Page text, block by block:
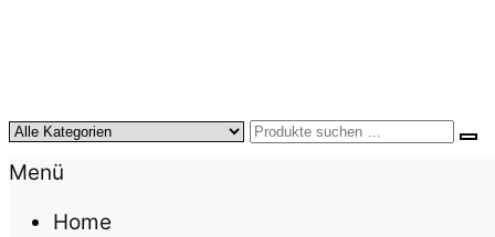
KursTipps.de
Weil Weiterbildung die beste Investition für mehr
Menü
Home